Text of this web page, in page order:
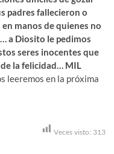
padres fallecieron o
manos de quienes no
a Diosito le pedimos
seres inocentes que
la felicidad… MIL
leeremos en la próxima
Veces visto: 313